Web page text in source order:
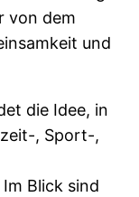
von dem
und
die Idee, in
, Sport-,
Blick sind